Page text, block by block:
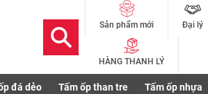
Sản phẩm mới Đại lý
HÀNG THANH LÝ
đá dẻo Tấm ốp than tre Tấm ốp nhựa